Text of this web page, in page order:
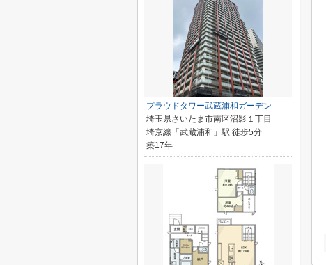
プラウドタワー武蔵浦和ガーデン
埼玉県さいたま市南区沼影１丁目
埼京線「武蔵浦和」駅 徒歩5分
築17年